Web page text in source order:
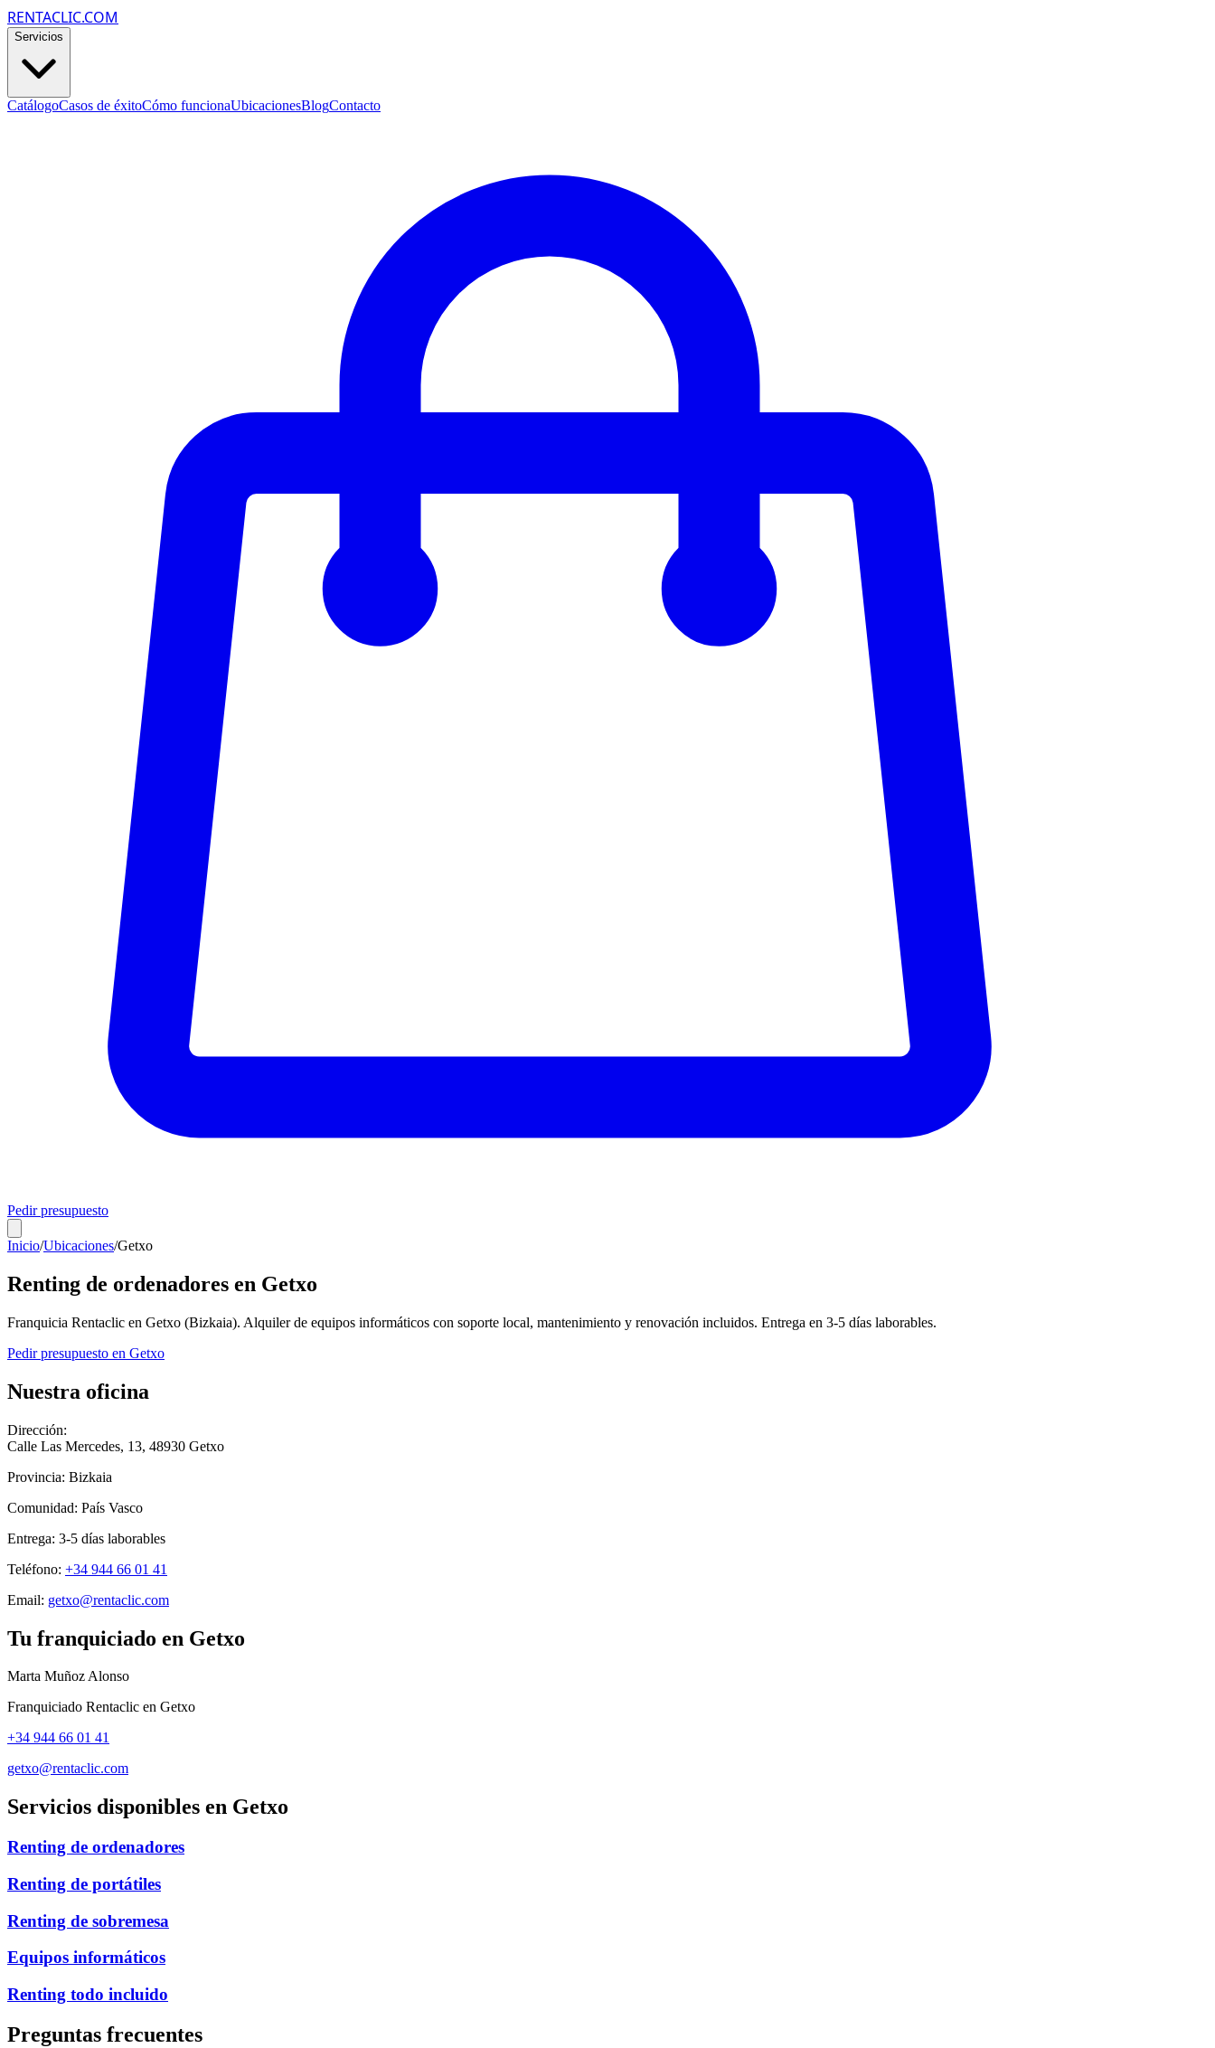
RENTACLIC.COM
Servicios
CatálogoCasos de éxitoCómo funcionaUbicacionesBlogContacto
Pedir presupuesto
Inicio/Ubicaciones/Getxo
Renting de ordenadores en Getxo
Franquicia Rentaclic en Getxo (Bizkaia). Alquiler de equipos informáticos con soporte local, mantenimiento y renovación incluidos. Entrega en 3-5 días laborables.
Pedir presupuesto en Getxo
Nuestra oficina
Dirección:
Calle Las Mercedes, 13, 48930 Getxo
Provincia: Bizkaia
Comunidad: País Vasco
Entrega: 3-5 días laborables
Teléfono: +34 944 66 01 41
Email: getxo@rentaclic.com
Tu franquiciado en Getxo
Marta Muñoz Alonso
Franquiciado Rentaclic en Getxo
+34 944 66 01 41
getxo@rentaclic.com
Servicios disponibles en Getxo
Renting de ordenadores
Renting de portátiles
Renting de sobremesa
Equipos informáticos
Renting todo incluido
Preguntas frecuentes